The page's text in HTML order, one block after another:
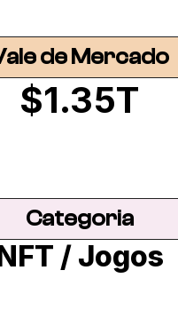
de Mercado
$1.35T
Categoria
/ Jogos